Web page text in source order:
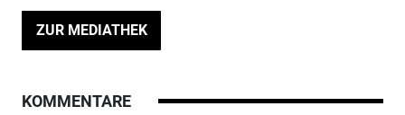
ZUR MEDIATHEK
KOMMENTARE